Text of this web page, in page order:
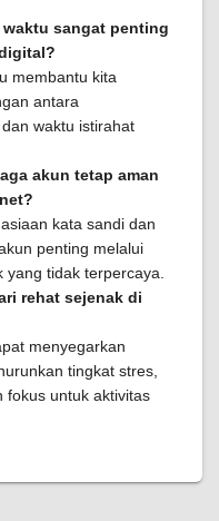
waktu sangat penting
membantu kita
antara
waktu istirahat
akun tetap aman
kata sandi dan
penting melalui
yang tidak terpercaya.
rehat sejenak di
menyegarkan
tingkat stres,
fokus untuk aktivitas